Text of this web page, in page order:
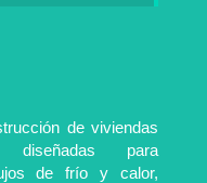
de viviendas
diseñadas para
de frío y calor,